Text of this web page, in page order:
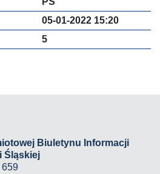
05-01-2022 15:20
5
Biuletynu Informacji
Śląskiej
659